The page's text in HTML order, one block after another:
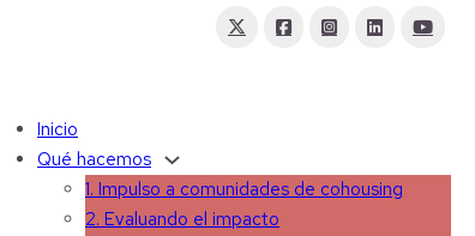
Inicio
Qué hacemos
1. Impulso a comunidades de cohousing
2. Evaluando el impacto